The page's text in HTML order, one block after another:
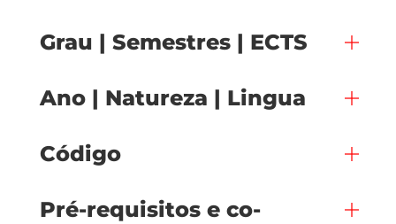
Grau | Semestres | ECTS
Ano | Natureza | Lingua
Código
Pré-requisitos e co-